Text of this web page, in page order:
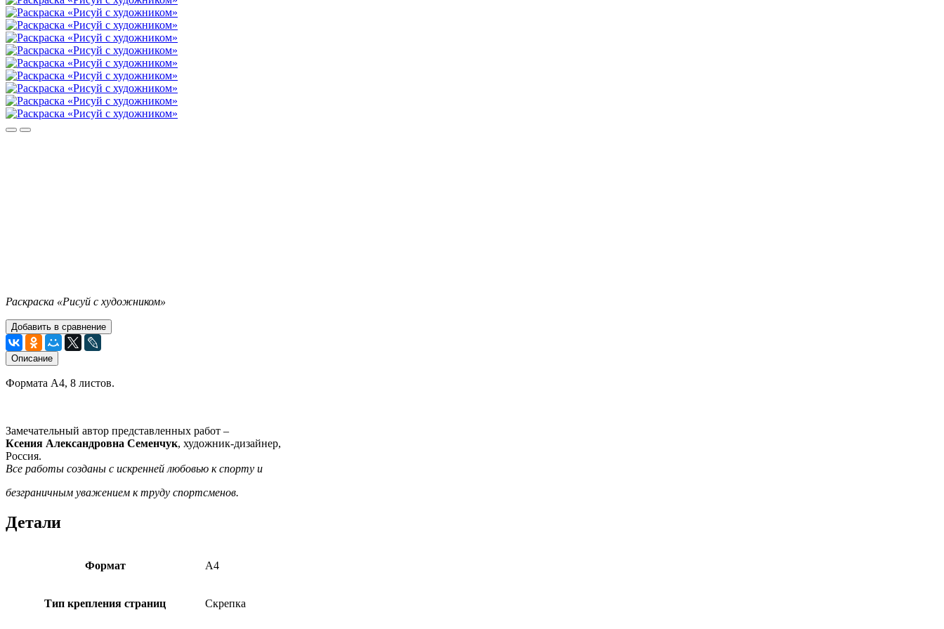
Раскраска «Рисуй с художником»
Добавить в сравнение
Описание
Формата А4, 8 листов.
Замечательный автор представленных работ –
Ксения Александровна Семенчук, художник-дизайнер,
Россия.
Все работы созданы с искренней любовью к спорту и
безграничным уважением к труду спортсменов.
Детали
Формат A4
Тип крепления страниц Скрепка